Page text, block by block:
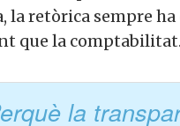
sense capacitat
més d’un terç de la
deixa de ser